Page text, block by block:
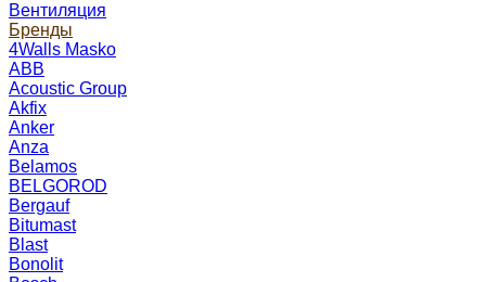
Вентиляция
Бренды
4Walls Masko
ABB
Acoustic Group
Akfix
Anker
Anza
Belamos
BELGOROD
Bergauf
Bitumast
Blast
Bonolit